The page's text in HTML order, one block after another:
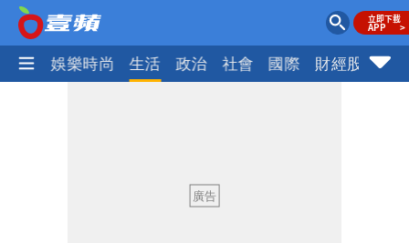
熱門 娛樂時尚 生活 政治 社會 國際 財經股市